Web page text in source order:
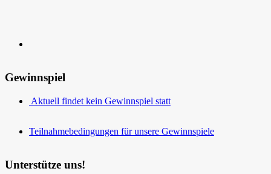
Gewinnspiel
Aktuell findet kein Gewinnspiel statt
Teilnahmebedingungen für unsere Gewinnspiele
Unterstütze uns!